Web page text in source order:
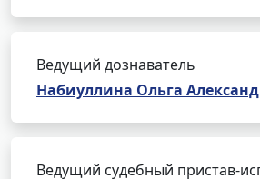
Ведущий дознаватель
Набиуллина Ольга
Ведущий судебный пристав-